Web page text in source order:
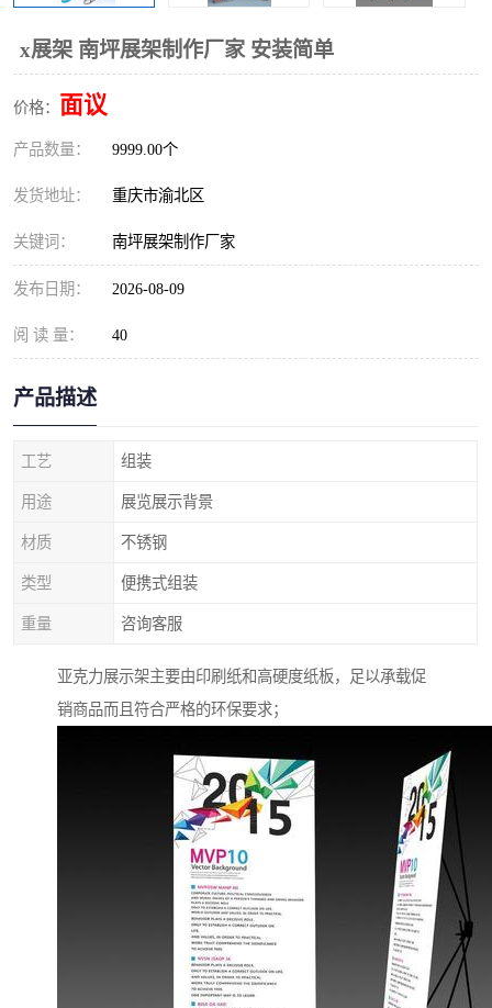
x展架 南坪展架制作厂家 安装简单
价格： 面议
产品数量： 9999.00个
发货地址： 重庆市渝北区
关键词： 南坪展架制作厂家
发布日期： 2026-08-09
阅 读 量： 40
产品描述
工艺 组装
用途 展览展示背景
材质 不锈钢
类型 便携式组装
重量 咨询客服
亚克力展示架主要由印刷纸和高硬度纸板，足以承载促
销商品而且符合严格的环保要求；